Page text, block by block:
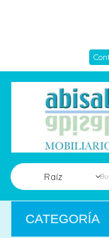
Raíz
CATEGORÍA